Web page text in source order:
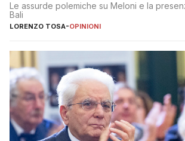
Le assurde polemiche su Meloni e la
Bali
LORENZO TOSA-OPINIONI